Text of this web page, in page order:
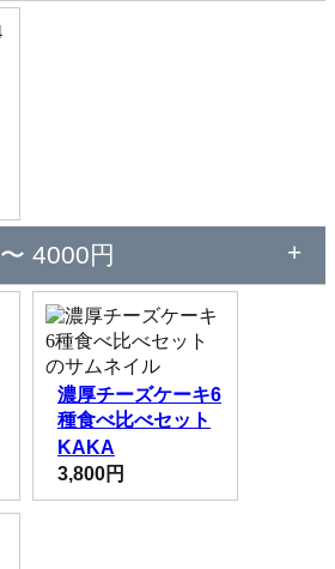
〜 4000円
濃厚チーズケーキ6
種食べ比べセット
KAKA
3,800円